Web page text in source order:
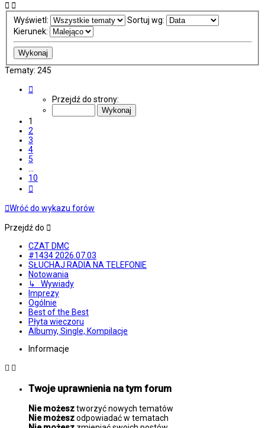
Wyświetl:
Sortuj wg:
Kierunek:
Tematy: 245
Przejdź do strony:
1
2
3
4
5
10
Wróć do wykazu forów
Przejdź do
CZAT DMC
#1434 2026.07.03
SŁUCHAJ RADIA NA TELEFONIE
Notowania
↳ Wywiady
Imprezy
Ogólnie
Best of the Best
Płyta wieczoru
Albumy, Single, Kompilacje
Informacje
Twoje uprawnienia na tym forum
Nie możesztworzyć nowych tematów
Nie możeszodpowiadać w tematach